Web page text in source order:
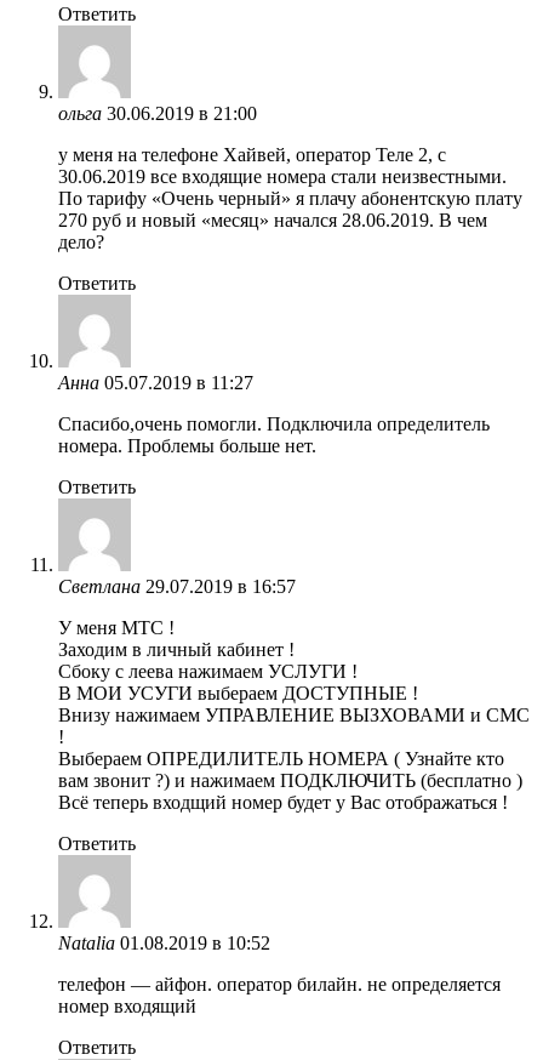
Ответить
ольга 30.06.2019 в 21:00
у меня на телефоне Хайвей, оператор Теле 2, с
30.06.2019 все входящие номера стали неизвестными.
По тарифу «Очень черный» я плачу абонентскую плату
270 руб и новый «месяц» начался 28.06.2019. В чем
дело?
Ответить
Анна 05.07.2019 в 11:27
Спасибо,очень помогли. Подключила определитель
номера. Проблемы больше нет.
Ответить
Светлана 29.07.2019 в 16:57
У меня МТС !
Заходим в личный кабинет !
Сбоку с леева нажимаем УСЛУГИ !
В МОИ УСУГИ выбераем ДОСТУПНЫЕ !
Внизу нажимаем УПРАВЛЕНИЕ ВЫЗХОВАМИ и СМС
!
Выбераем ОПРЕДИЛИТЕЛЬ НОМЕРА ( Узнайте кто
вам звонит ?) и нажимаем ПОДКЛЮЧИТЬ (бесплатно )
Всё теперь входщий номер будет у Вас отображаться !
Ответить
Natalia 01.08.2019 в 10:52
телефон — айфон. оператор билайн. не определяется
номер входящий
Ответить